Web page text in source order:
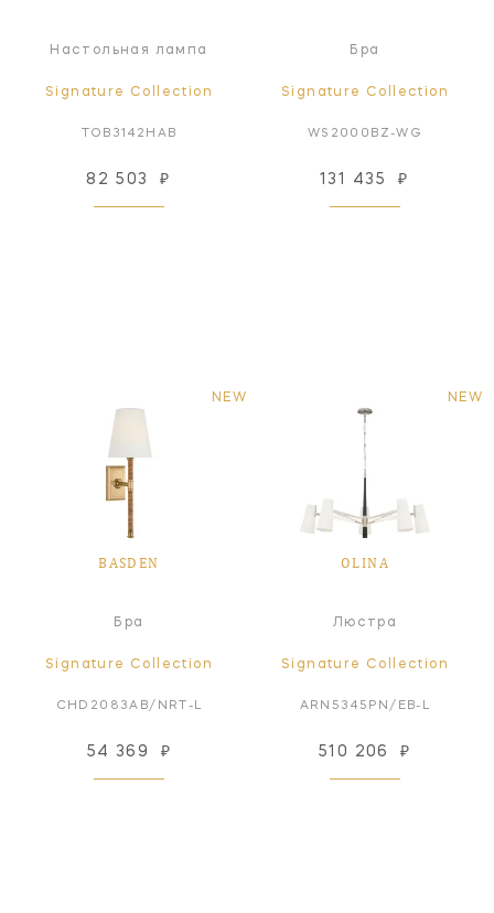
Настольная лампа
Signature Collection
TOB3142HAB
82 503 ₽
Бра
Signature Collection
WS2000BZ-WG
131 435 ₽
NEW
BASDEN
Бра
Signature Collection
CHD2083AB/NRT-L
54 369 ₽
NEW
OLINA
Люстра
Signature Collection
ARN5345PN/EB-L
510 206 ₽